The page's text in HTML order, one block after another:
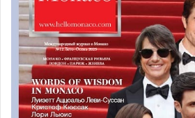
«Я очень горжусь тем, что смогла
открытии Специальных
поддержать монегасскую
Шарлен с прессой. – Церемония
удивительной, всё просто
радости участников».